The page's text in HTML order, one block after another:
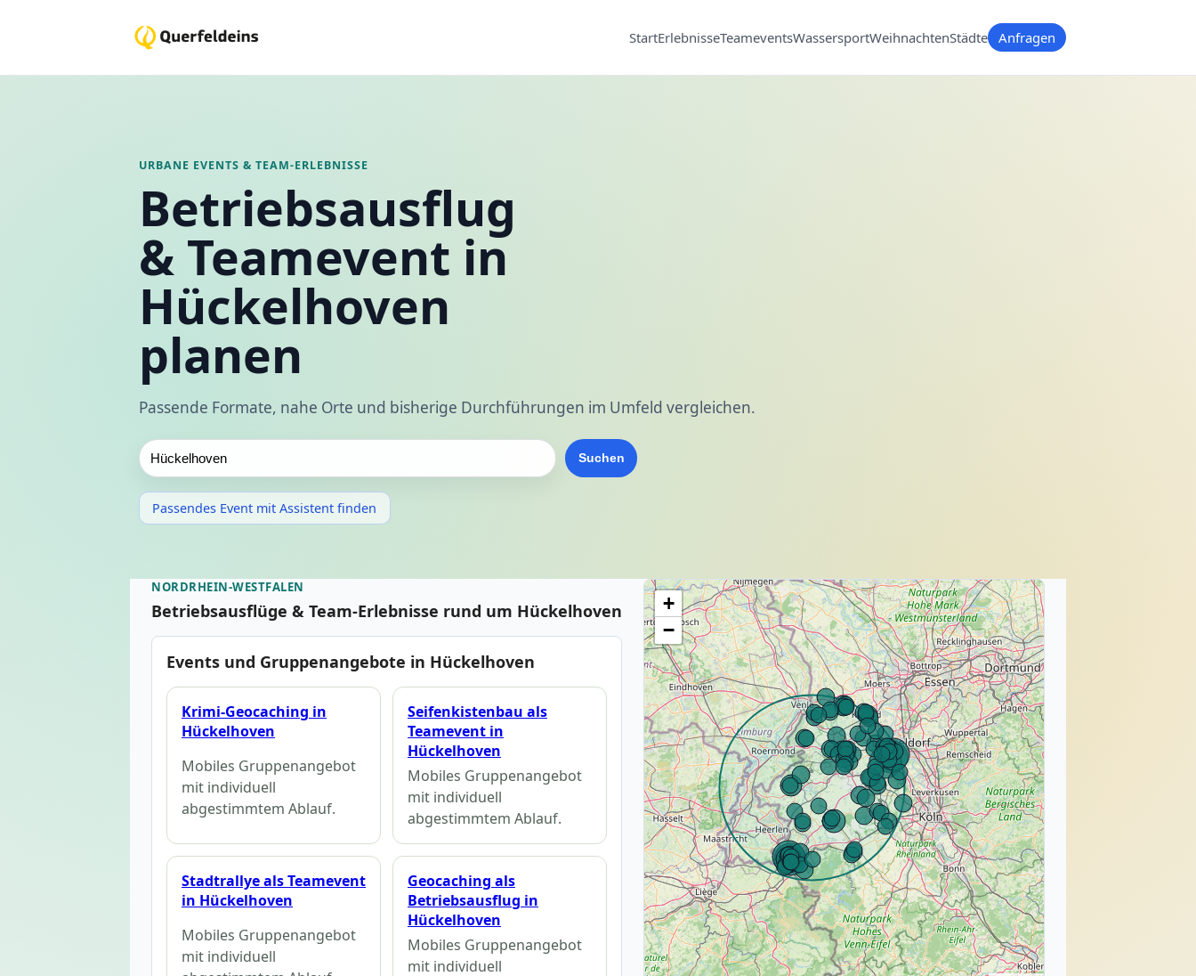
StartErlebnisseTeameventsWassersportWeihnachtenStädte Anfragen
URBANE EVENTS & TEAM-ERLEBNISSE
Betriebsausflug
& Teamevent in
Hückelhoven
planen
Passende Formate, nahe Orte und bisherige Durchführungen im Umfeld vergleichen.
Suchen
Passendes Event mit Assistent finden
NORDRHEIN-WESTFALEN
Betriebsausflüge & Team-Erlebnisse rund um Hückelhoven
Events und Gruppenangebote in Hückelhoven
Krimi-Geocaching in
Hückelhoven
Mobiles Gruppenangebot
mit individuell
abgestimmtem Ablauf.
Seifenkistenbau als
Teamevent in
Hückelhoven
Mobiles Gruppenangebot
mit individuell
abgestimmtem Ablauf.
Stadtrallye als Teamevent
in Hückelhoven
Mobiles Gruppenangebot
mit individuell
Geocaching als
Betriebsausflug in
Hückelhoven
Mobiles Gruppenangebot
mit individuell
+
−